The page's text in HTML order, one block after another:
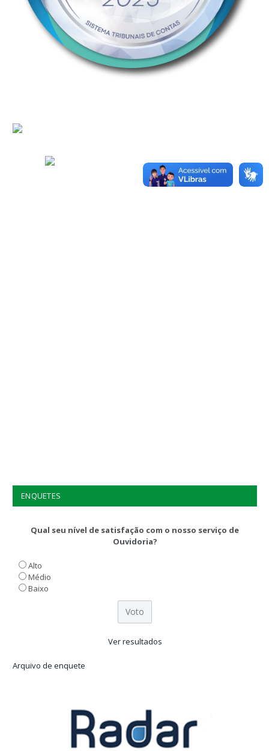
ENQUETES
Qual seu nível de satisfação com o nosso serviço de
Ouvidoria?
Alto
Médio
Baixo
Ver resultados
Arquivo de enquete